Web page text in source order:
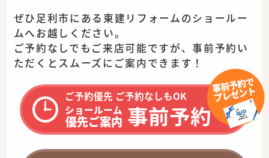
ぜひ足利市にある東建リフォームのショールー
ムへお越しください。
ご予約なしでもご来店可能ですが、事前予約い
ただくとスムーズに ご案内できます！
ご予約優先 ご予約なしもOK
ショールーム
優先ご案内 事前予約